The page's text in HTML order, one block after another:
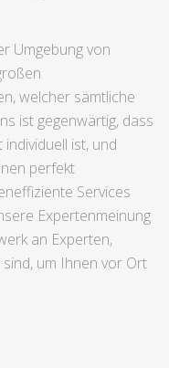
Umgebung von
welcher sämtliche
ist gegenwärtig, dass
ist, und
perfekt
Services
Expertenmeinung
an Experten,
um Ihnen vor Ort